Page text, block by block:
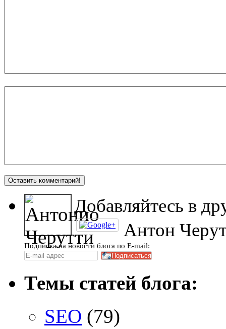
Добавляйтесь в
Антон
Подписка на новости блога по E-mail:
Темы статей блога:
SEO (79)